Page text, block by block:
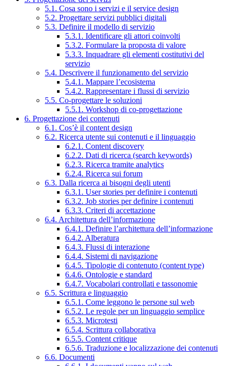
5.1. Cosa sono i servizi e il service design
5.2. Progettare servizi pubblici digitali
5.3. Definire il modello di servizio
5.3.1. Identificare gli attori coinvolti
5.3.2. Formulare la proposta di valore
5.3.3. Inquadrare gli elementi costitutivi del
servizio
5.4. Descrivere il funzionamento del servizio
5.4.1. Mappare l’ecosistema
5.4.2. Rappresentare i flussi di servizio
5.5. Co-progettare le soluzioni
5.5.1. Workshop di co-progettazione
6. Progettazione dei contenuti
6.1. Cos’è il content design
6.2. Ricerca utente sui contenuti e il linguaggio
6.2.1. Content discovery
6.2.2. Dati di ricerca (search keywords)
6.2.3. Ricerca tramite analytics
6.2.4. Ricerca sui forum
6.3. Dalla ricerca ai bisogni degli utenti
6.3.1. User stories per definire i contenuti
6.3.2. Job stories per definire i contenuti
6.3.3. Criteri di accettazione
6.4. Architettura dell’informazione
6.4.1. Definire l’architettura dell’informazione
6.4.2. Alberatura
6.4.3. Flussi di interazione
6.4.4. Sistemi di navigazione
6.4.5. Tipologie di contenuto (content type)
6.4.6. Ontologie e standard
6.4.7. Vocabolari controllati e tassonomie
6.5. Scrittura e linguaggio
6.5.1. Come leggono le persone sul web
6.5.2. Le regole per un linguaggio semplice
6.5.3. Microtesti
6.5.4. Scrittura collaborativa
6.5.5. Content critique
6.5.6. Traduzione e localizzazione dei contenuti
6.6. Documenti